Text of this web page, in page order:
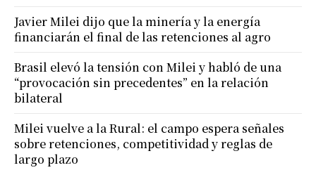
Javier Milei dijo que la minería y la energía
financiarán el final de las retenciones al agro
Brasil elevó la tensión con Milei y habló de una
“provocación sin precedentes” en la relación
bilateral
Milei vuelve a la Rural: el campo espera señales
sobre retenciones, competitividad y reglas de
largo plazo